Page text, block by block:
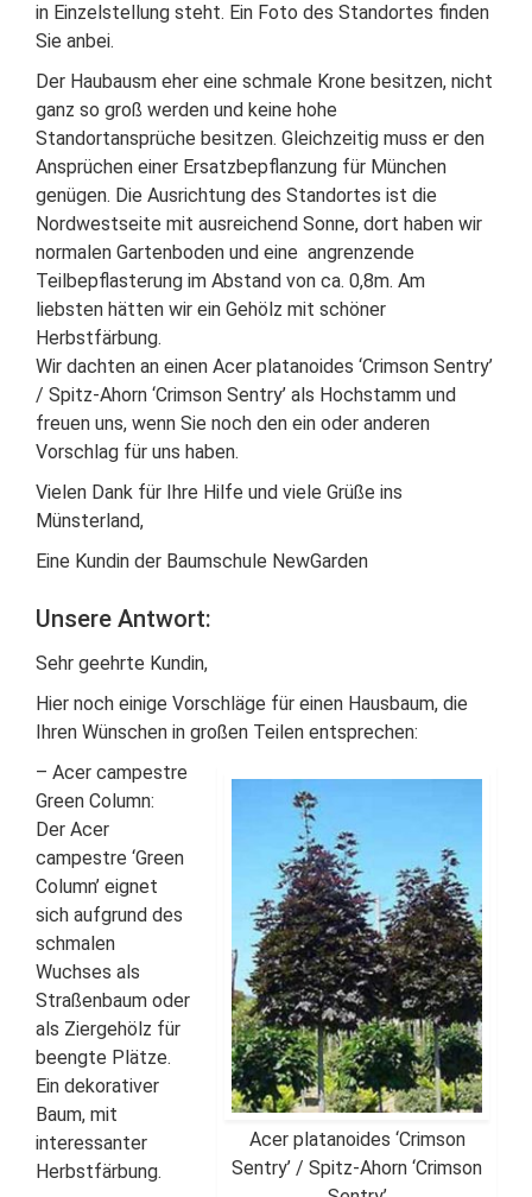
in Einzelstellung steht. Ein Foto des Standortes finden
Sie anbei.
Der Haubausm eher eine schmale Krone besitzen, nicht
ganz so groß werden und keine hohe
Standortansprüche besitzen. Gleichzeitig muss er den
Ansprüchen einer Ersatzbepflanzung für München
genügen. Die Ausrichtung des Standortes ist die
Nordwestseite mit ausreichend Sonne, dort haben wir
normalen Gartenboden und eine angrenzende
Teilbepflasterung im Abstand von ca. 0,8m. Am
liebsten hätten wir ein Gehölz mit schöner
Herbstfärbung.
Wir dachten an einen Acer platanoides ‘Crimson Sentry’
/ Spitz-Ahorn ‘Crimson Sentry’ als Hochstamm und
freuen uns, wenn Sie noch den ein oder anderen
Vorschlag für uns haben.
Vielen Dank für Ihre Hilfe und viele Grüße ins
Münsterland,
Eine Kundin der Baumschule NewGarden
Unsere Antwort:
Sehr geehrte Kundin,
Hier noch einige Vorschläge für einen Hausbaum, die
Ihren Wünschen in großen Teilen entsprechen:
Acer platanoides ‘Crimson
Sentry’ / Spitz-Ahorn ‘Crimson
– Acer campestre
Green Column:
Der Acer
campestre ‘Green
Column’ eignet
sich aufgrund des
schmalen
Wuchses als
Straßenbaum oder
als Ziergehölz für
beengte Plätze.
Ein dekorativer
Baum, mit
interessanter
Herbstfärbung.